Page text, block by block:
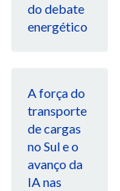
do debate
energético
A força do
transporte
de cargas
no Sul e o
avanço da
IA nas